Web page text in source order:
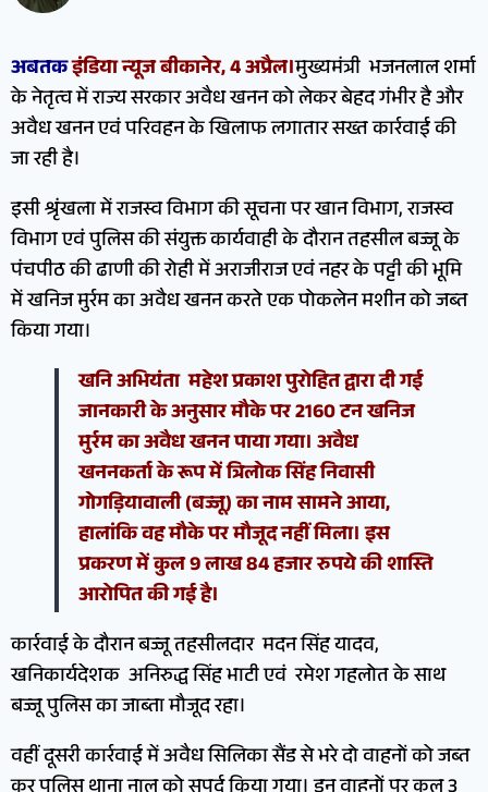
अबतकइंडिया न्यूज बीकानेर, 4 अप्रैल।मुख्यमंत्री भजनलाल शर्मा
के नेतृत्व में राज्य सरकार अवैध खनन को लेकर बेहद गंभीर है और
अवैध खनन एवं परिवहन के खिलाफ लगातार सख्त कार्रवाई की
जा रही है।
इसी श्रृंखला में राजस्व विभाग की सूचना पर खान विभाग, राजस्व
विभाग एवं पुलिस की संयुक्त कार्यवाही के दौरान तहसील बज्जू के
पंचपीठ की ढाणी की रोही में अराजीराज एवं नहर के पट्टी की भूमि
में खनिज मुर्रम का अवैध खनन करते एक पोकलेन मशीन को जब्त
किया गया।
खनि अभियंता महेश प्रकाश पुरोहित द्वारा दी गई
जानकारी के अनुसार मौके पर 2160 टन खनिज
मुर्रम का अवैध खनन पाया गया। अवैध
खननकर्ता के रूप में त्रिलोक सिंह निवासी
गोगड़ियावाली (बज्जू) का नाम सामने आया,
हालांकि वह मौके पर मौजूद नहीं मिला। इस
प्रकरण में कुल 9 लाख 84 हजार रुपये की शास्ति
आरोपित की गई है।
कार्रवाई के दौरान बज्जू तहसीलदार मदन सिंह यादव,
खनिकार्यदेशक अनिरुद्ध सिंह भाटी एवं रमेश गहलोत के साथ
बज्जू पुलिस का जाब्ता मौजूद रहा।
वहीं दूसरी कार्रवाई में अवैध सिलिका सैंड से भरे दो वाहनों को जब्त